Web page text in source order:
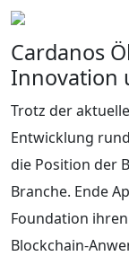
Cardanos
Innovation
Trotz der
Entwicklung
die Position der
Branche. Ende
Foundation
Blockchain-